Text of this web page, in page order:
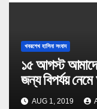
খবরশেখ হাসিনা সংবাদ
১৫ আগস্ট
জন্য বিপর্যয় নেমে
AUG 1, 2019